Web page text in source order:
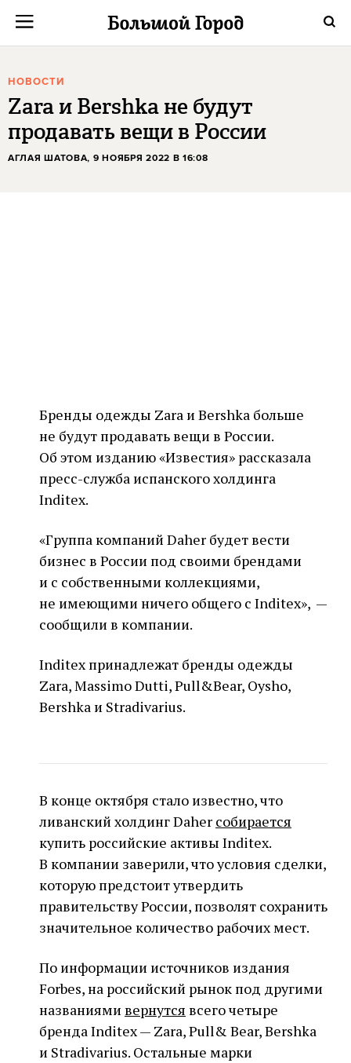
НОВОСТИ
Zara и Bershka не будут
продавать вещи в России
АГЛАЯ ШАТОВА, 9 НОЯБРЯ 2022 В 16:08
Бренды одежды Zara и Bershka больше
не будут продавать вещи в России.
Об этом изданию «Известия» рассказала
пресс-служба испанского холдинга
Inditex.
«Группа компаний Daher будет вести
бизнес в России под своими брендами
и с собственными коллекциями,
не имеющими ничего общего с Inditex», —
сообщили в компании.
Inditex принадлежат бренды одежды
Zara, Massimo Dutti, Pull&Bear, Oysho,
Bershka и Stradivarius.
В конце октября стало известно, что
ливанский холдинг Daher собирается
купить российские активы Inditex.
В компании заверили, что условия сделки,
которую предстоит утвердить
правительству России, позволят сохранить
значительное количество рабочих мест.
По информации источников издания
Forbes, на российский рынок под другими
названиямивернутся всего четыре
бренда Inditex — Zara, Pull& Bear, Bershka
и Stradivarius. Остальные марки